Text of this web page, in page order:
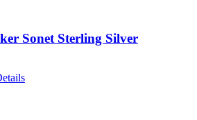
Sonet Sterling Silver